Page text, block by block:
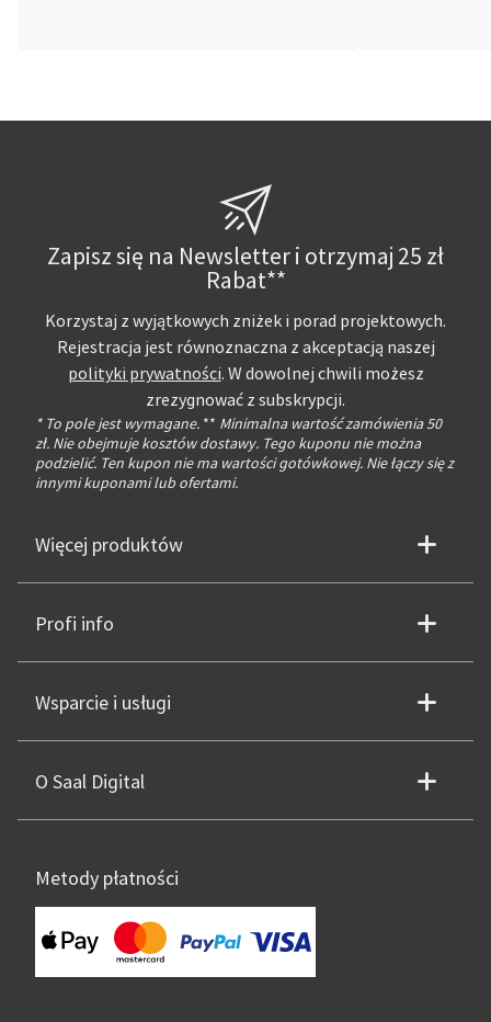
Zapisz się na Newsletter i otrzymaj 25 zł
Rabat**
Korzystaj z wyjątkowych zniżek i porad projektowych.
Rejestracja jest równoznaczna z akceptacją naszej
polityki prywatności. W dowolnej chwili możesz
zrezygnować z subskrypcji.
* To pole jest wymagane. ** Minimalna wartość zamówienia 50
zł. Nie obejmuje kosztów dostawy. Tego kuponu nie można
podzielić. Ten kupon nie ma wartości gotówkowej. Nie łączy się z
innymi kuponami lub ofertami.
Więcej produktów
Profi info
Wsparcie i usługi
O Saal Digital
Metody płatności